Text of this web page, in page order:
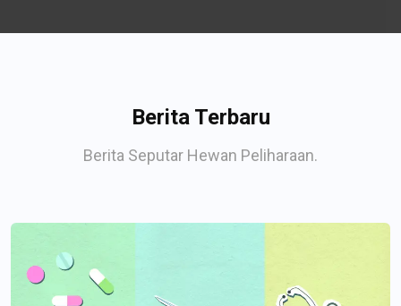
Berita Terbaru
Berita Seputar Hewan Peliharaan.